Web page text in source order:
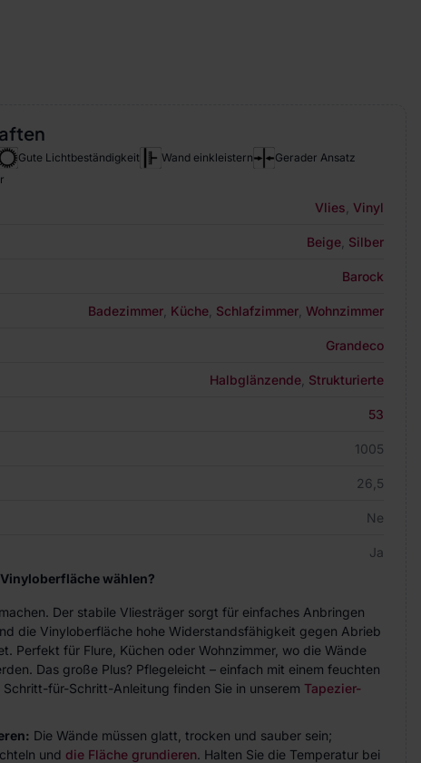
Gute Lichtbeständigkeit Wand einkleistern
Gerader Ansatz
Vlies Vinyl
Beige Silber
Barock
Badezimmer Küche Schlafzimmer Wohnzimmer
Grandeco
Halbglänzende Strukturierte
53
1005
26,5
Ne
Ja
wählen?
Der stabile Vliesträger sorgt für einfaches Anbringen
die Vinyloberfläche hohe Widerstandsfähigkeit gegen Abrieb
Perfekt für Flure, Küchen oder Wohnzimmer, wo die Wände
Das große Plus? Pflegeleicht – einfach mit einem feuchten
Schritt-für-Schritt-Anleitung finden Sie in unserem Tapezier-
Die Wände müssen glatt, trocken und sauber sein;
und die Fläche grundieren. Halten Sie die Temperatur bei